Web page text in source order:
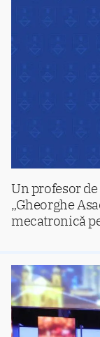
Un profesor
„Gheorghe
mecatronică